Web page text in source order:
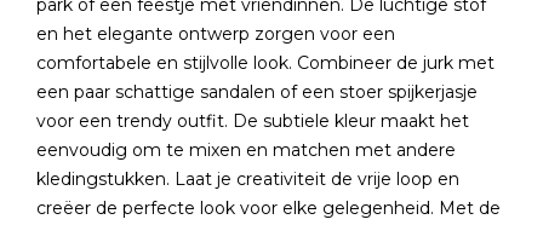
park of een feestje met vriendinnen. De luchtige stof
en het elegante ontwerp zorgen voor een
comfortabele en stijlvolle look. Combineer de jurk met
een paar schattige sandalen of een stoer spijkerjasje
voor een trendy outfit. De subtiele kleur maakt het
eenvoudig om te mixen en matchen met andere
kledingstukken. Laat je creativiteit de vrije loop en
creëer de perfecte look voor elke gelegenheid. Met de